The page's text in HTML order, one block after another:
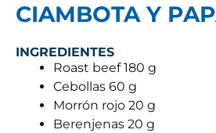
CIAMBOTA Y
INGREDIENTES
Roast beef 180 g
Cebollas 60 g
Morrón rojo 20 g
Berenjenas 20 g